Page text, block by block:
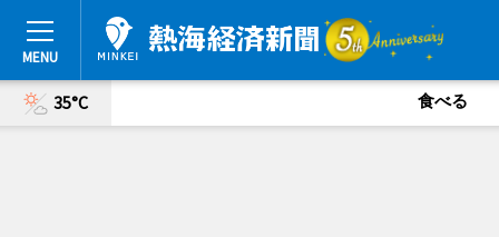
35°C 食べる